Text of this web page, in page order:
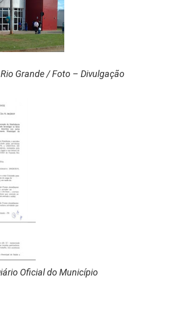
Grande / Foto – Divulgação
Oficial do Município